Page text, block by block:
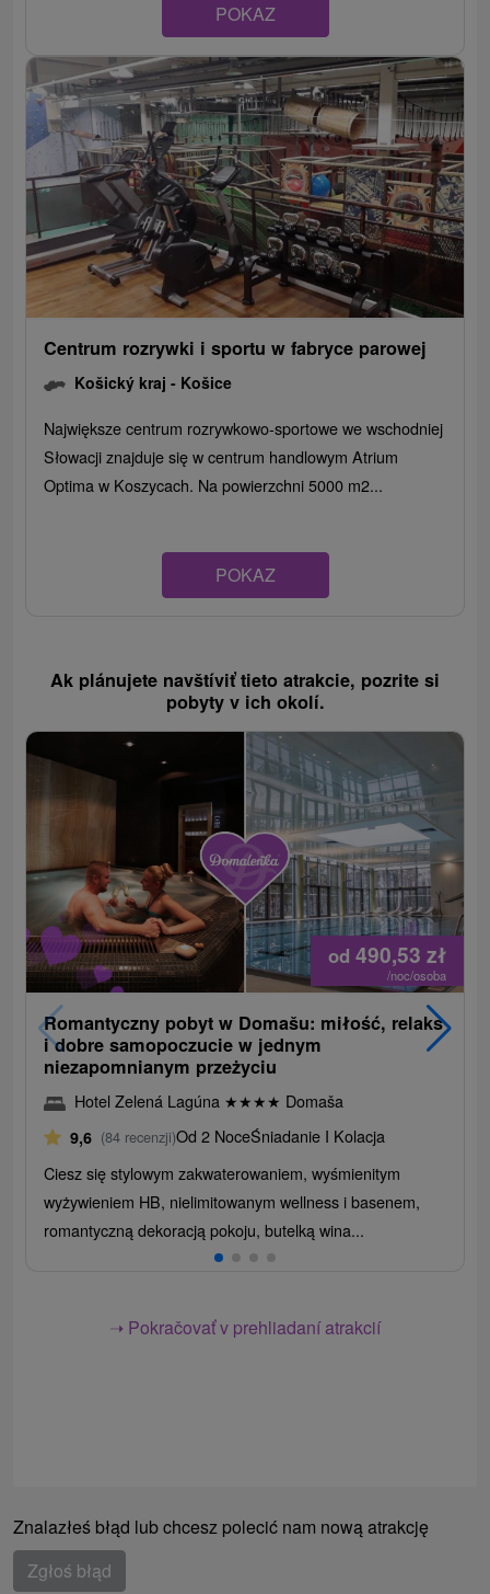
POKAZ
Centrum rozrywki i sportu w fabryce parowej
Košický kraj - Košice
Największe centrum rozrywkowo-sportowe we wschodniej
Słowacji znajduje się w centrum handlowym Atrium
Optima w Koszycach. Na powierzchni 5000 m2...
POKAZ
Ak plánujete navštíviť tieto atrakcie, pozrite si
pobyty v ich okolí.
od 490,53zł
/noc/osoba
Romantyczny pobyt w Domašu: miłość, relaks
i dobre samopoczucie w jednym
niezapomnianym przeżyciu
Hotel Zelená Lagúna ★★★★ Domaša
9,6 (84 recenzji)Od 2 NoceŚniadanie I Kolacja
Ciesz się stylowym zakwaterowaniem, wyśmienitym
wyżywieniem HB, nielimitowanym wellness i basenem,
romantyczną dekoracją pokoju, butelką wina...
➝ Pokračovať v prehliadaní atrakcií
Znalazłeś błąd lub chcesz polecić nam nową atrakcję
Zgłoś błąd